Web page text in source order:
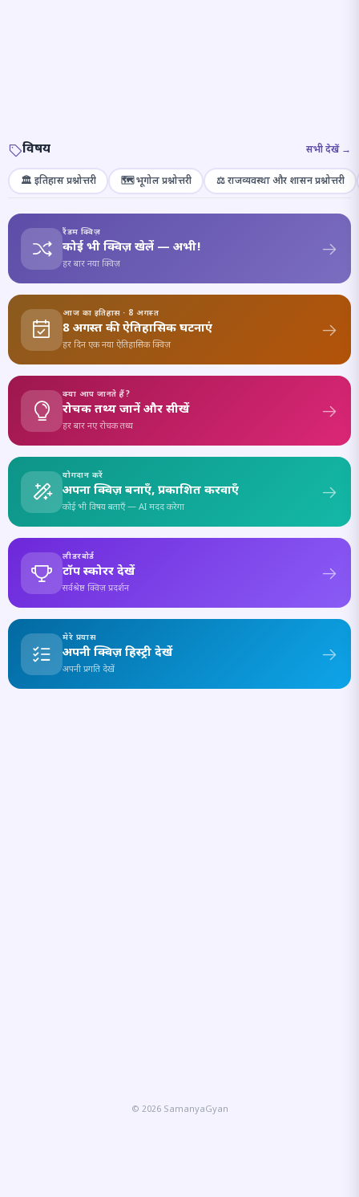
विषय सभी देखें →
🏛️ इतिहास प्रश्नोत्तरी 🗺️ भूगोल प्रश्नोत्तरी ⚖️ राजव्यवस्था और शासन प्रश्नोत्तरी
रैंडम क्विज़
कोई भी क्विज़ खेलें — अभी!
हर बार नया क्विज़
आज का इतिहास · 8 अगस्त
8 अगस्त की ऐतिहासिक घटनाएं
हर दिन एक नया ऐतिहासिक क्विज़
क्या आप जानते हैं?
रोचक तथ्य जानें और सीखें
हर बार नए रोचक तथ्य
योगदान करें
अपना क्विज़ बनाएँ, प्रकाशित करवाएँ
कोई भी विषय बताएँ — AI मदद करेगा
लीडरबोर्ड
टॉप स्कोरर देखें
सर्वश्रेष्ठ क्विज़ प्रदर्शन
मेरे प्रयास
अपनी क्विज़ हिस्ट्री देखें
अपनी प्रगति देखें
© 2026 SamanyaGyan